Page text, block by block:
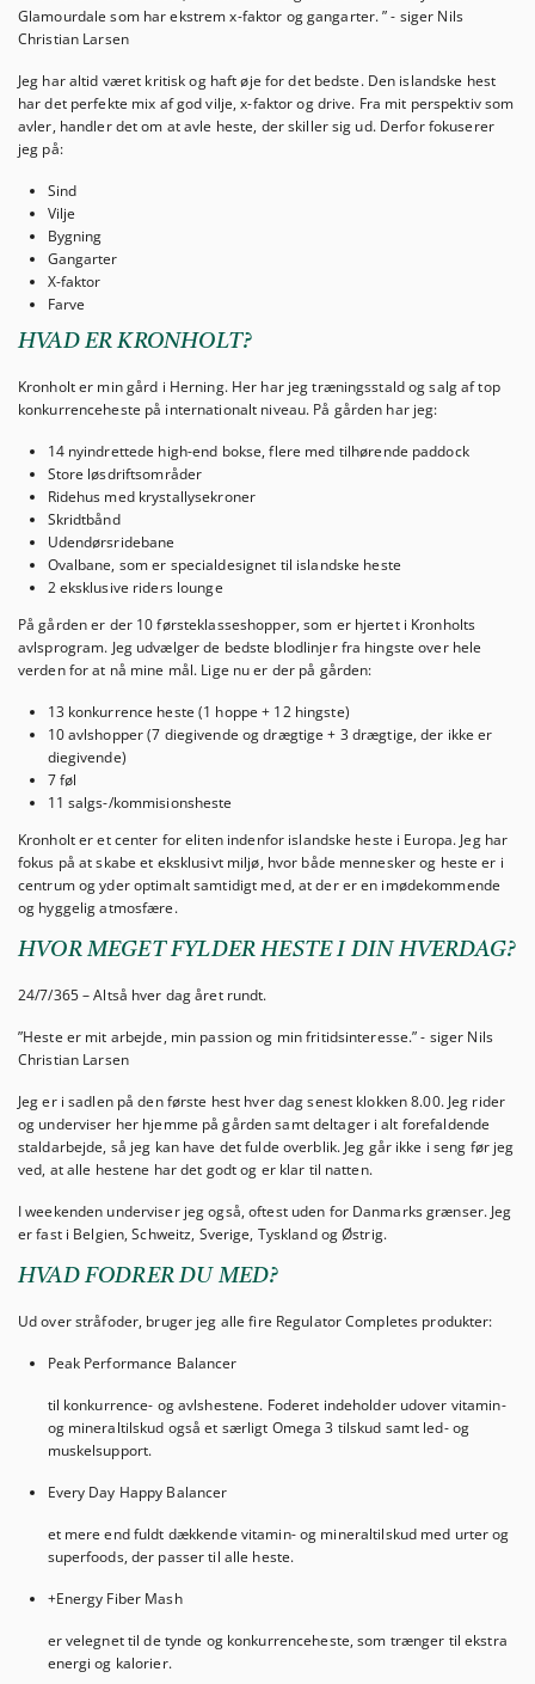
Glamourdale som har ekstrem x-faktor og gangarter. ” - siger Nils
Christian Larsen
Jeg har altid været kritisk og haft øje for det bedste. Den islandske hest
har det perfekte mix af god vilje, x-faktor og drive. Fra mit perspektiv som
avler, handler det om at avle heste, der skiller sig ud. Derfor fokuserer
jeg på:
Sind
Vilje
Bygning
Gangarter
X-faktor
Farve
HVAD ER KRONHOLT?
Kronholt er min gård i Herning. Her har jeg træningsstald og salg af top
konkurrenceheste på internationalt niveau. På gården har jeg:
14 nyindrettede high-end bokse, flere med tilhørende paddock
Store løsdriftsområder
Ridehus med krystallysekroner
Skridtbånd
Udendørsridebane
Ovalbane, som er specialdesignet til islandske heste
2 eksklusive riders lounge
På gården er der 10 førsteklasseshopper, som er hjertet i Kronholts
avlsprogram. Jeg udvælger de bedste blodlinjer fra hingste over hele
verden for at nå mine mål. Lige nu er der på gården:
13 konkurrence heste (1 hoppe + 12 hingste)
10 avlshopper (7 diegivende og drægtige + 3 drægtige, der ikke er
diegivende)
7 føl
11 salgs-/kommisionsheste
Kronholt er et center for eliten indenfor islandske heste i Europa. Jeg har
fokus på at skabe et eksklusivt miljø, hvor både mennesker og heste er i
centrum og yder optimalt samtidigt med, at der er en imødekommende
og hyggelig atmosfære.
HVOR MEGET FYLDER HESTE I DIN HVERDAG?
24/7/365 – Altså hver dag året rundt.
”Heste er mit arbejde, min passion og min fritidsinteresse.” - siger Nils
Christian Larsen
Jeg er i sadlen på den første hest hver dag senest klokken 8.00. Jeg rider
og underviser her hjemme på gården samt deltager i alt forefaldende
staldarbejde, så jeg kan have det fulde overblik. Jeg går ikke i seng før jeg
ved, at alle hestene har det godt og er klar til natten.
I weekenden underviser jeg også, oftest uden for Danmarks grænser. Jeg
er fast i Belgien, Schweitz, Sverige, Tyskland og Østrig.
HVAD FODRER DU MED?
Ud over stråfoder, bruger jeg alle fire Regulator Completes produkter:
Peak Performance Balancer
til konkurrence- og avlshestene. Foderet indeholder udover vitamin-
og mineraltilskud også et særligt Omega 3 tilskud samt led- og
muskelsupport.
Every Day Happy Balancer
et mere end fuldt dækkende vitamin- og mineraltilskud med urter og
superfoods, der passer til alle heste.
+Energy Fiber Mash
er velegnet til de tynde og konkurrenceheste, som trænger til ekstra
energi og kalorier.